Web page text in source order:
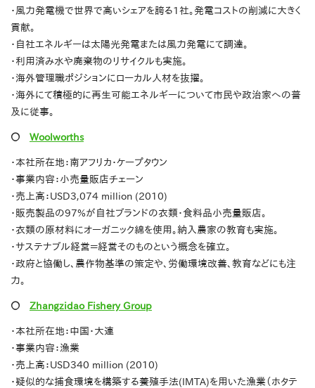
・風力発電機で世界で高いシェアを誇る1社。発電コストの削減に大きく
貢献。
・自社エネルギーは太陽光発電または風力発電にて調達。
・利用済み水や廃棄物のリサイクルも実施。
・海外管理職ポジションにローカル人材を抜擢。
・海外にて積極的に再生可能エネルギーについて市民や政治家への普
及に従事。
〇 Woolworths
・本社所在地：南アフリカ・ケープタウン
・事業内容：小売量販店チェーン
・売上高：USD3,074 million (2010)
・販売製品の97%が自社ブランドの衣類・食料品小売量販店。
・衣類の原材料にオーガニック綿を使用。納入農家の教育も実施。
・サステナブル経営＝経営そのものという概念を確立。
・政府と協働し、農作物基準の策定や、労働環境改善、教育などにも注
力。
〇 Zhangzidao Fishery Group
・本社所在地：中国・大連
・事業内容：漁業
・売上高：USD340 million (2010)
・疑似的な捕食環境を構築する養殖手法(IMTA)を用いた漁業（ホタテ